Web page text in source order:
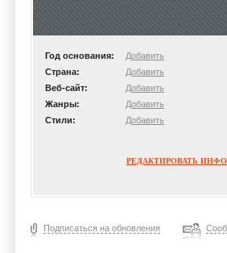
Год основания:
Добавить
Страна:
Добавить
Веб-сайт:
Добавить
Жанры:
Добавить
Стили:
Добавить
РЕДАКТИРОВАТЬ
Подписаться на обновления